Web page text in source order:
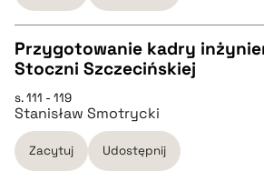
BIBTEX
pobierz cytat
Przygotowanie kadry
Stoczni Szczecińskiej
s. 111 - 119
Stanisław Smotrycki
Zacytuj Udostępnij